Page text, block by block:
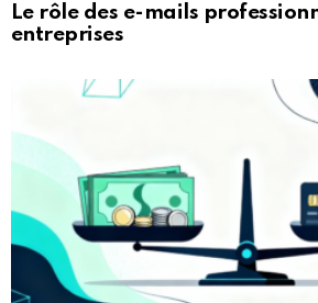
Le rôle des e-mails
entreprises